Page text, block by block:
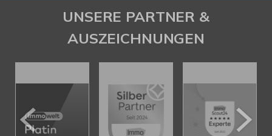
UNSERE PARTNER &
AUSZEICHNUNGEN